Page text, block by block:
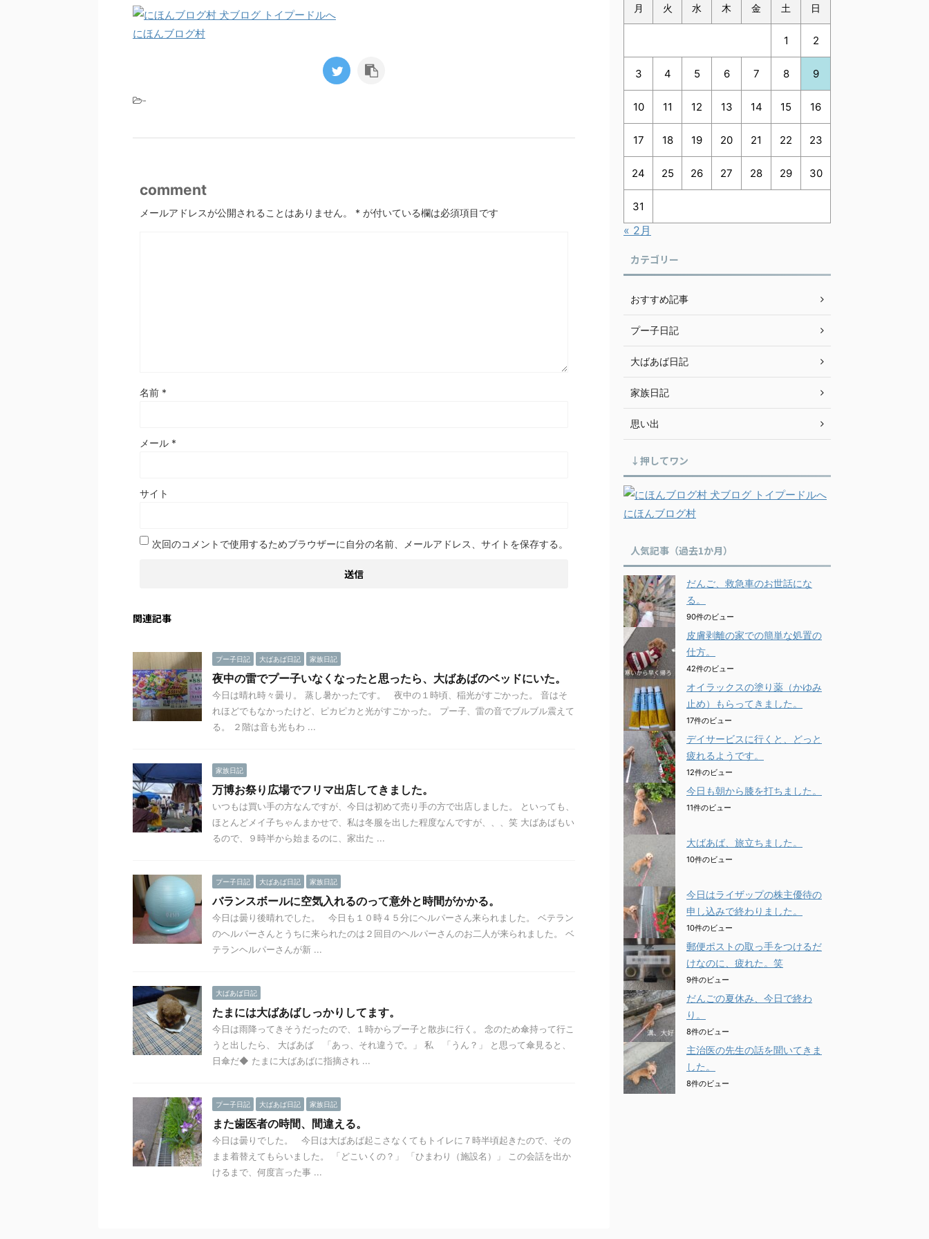
にほんブログ村
-
comment
メールアドレスが公開されることはありません。 * が付いている欄は必須項目です
名前 *
メール *
サイト
次回のコメントで使用するためブラウザーに自分の名前、メールアドレス、サイトを保存する。
関連記事
プー子日記 大ばあば日記 家族日記
夜中の雷でプー子いなくなったと思ったら、大ばあばのベッドにいた。
今日は晴れ時々曇り。 蒸し暑かったです。 夜中の１時頃、稲光がすごかった。 音はそ
れほどでもなかったけど、ピカピカと光がすごかった。 プー子、雷の音でブルブル震えて
る。 ２階は音も光もわ ...
家族日記
万博お祭り広場でフリマ出店してきました。
いつもは買い手の方なんですが、今日は初めて売り手の方で出店しました。 といっても、
ほとんどメイ子ちゃんまかせで、私は冬服を出した程度なんですが、、、笑 大ばあばもい
るので、９時半から始まるのに、家出た ...
プー子日記 大ばあば日記 家族日記
バランスボールに空気入れるのって意外と時間がかかる。
今日は曇り後晴れでした。 今日も１０時４５分にヘルパーさん来られました。 ベテラン
のヘルパーさんとうちに来られたのは２回目のヘルパーさんのお二人が来られました。 ベ
テランヘルパーさんが新 ...
大ばあば日記
たまには大ばあばしっかりしてます。
今日は雨降ってきそうだったので、１時からプー子と散歩に行く。 念のため傘持って行こ
うと出したら、 大ばあば 「あっ、それ違うで。」 私 「うん？」 と思って傘見ると、
日傘だ◆ たまに大ばあばに指摘され ...
プー子日記 大ばあば日記 家族日記
また歯医者の時間、間違える。
今日は曇りでした。 今日は大ばあば起こさなくてもトイレに７時半頃起きたので、その
まま着替えてもらいました。 「どこいくの？」 「ひまわり（施設名）」 この会話を出か
けるまで、何度言った事 ...
月 火 水 木 金 土 日
1 2
3 4 5 6 7 8 9
10 11 12 13 14 15 16
17 18 19 20 21 22 23
24 25 26 27 28 29 30
31
« 2月
カテゴリー
おすすめ記事
プー子日記
大ばあば日記
家族日記
思い出
↓押してワン
にほんブログ村
人気記事（過去1か月）
だんご、救急車のお世話にな
る。
90件のビュー
皮膚剥離の家での簡単な処置の
仕方。
42件のビュー
オイラックスの塗り薬（かゆみ
止め）もらってきました。
17件のビュー
デイサービスに行くと、どっと
疲れるようです。
12件のビュー
今日も朝から膝を打ちました。
11件のビュー
大ばあば、旅立ちました。
10件のビュー
今日はライザップの株主優待の
申し込みで終わりました。
10件のビュー
郵便ポストの取っ手をつけるだ
けなのに、疲れた。笑
9件のビュー
だんごの夏休み、今日で終わ
り。
8件のビュー
主治医の先生の話を聞いてきま
した。
8件のビュー